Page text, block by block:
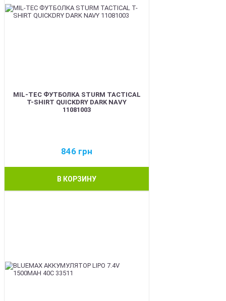
MIL-TEC ФУТБОЛКА STURM TACTICAL
T-SHIRT QUICKDRY DARK NAVY
11081003
846 грн
В КОРЗИНУ